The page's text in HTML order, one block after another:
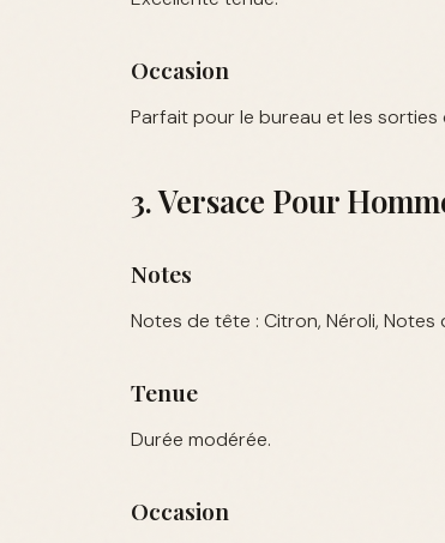
Occasion
Parfait pour le bureau et les
3. Versace Pour
Notes
Notes de tête : Citron, Néroli,
Tenue
Durée modérée.
Occasion